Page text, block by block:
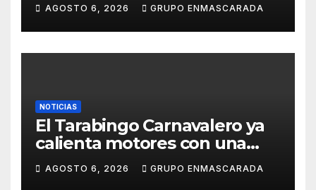
Carnaval
AGOSTO 6, 2026 GRUPO ENMASCARADA
NOTICIAS
El Tarabingo Carnavalero ya
calienta motores con una
nueva edición cargada de
sorpresas
AGOSTO 6, 2026 GRUPO ENMASCARADA